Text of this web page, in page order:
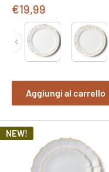
Prezzo
vendita
€19,99
Type
Aggiungi al carrello
NEW!